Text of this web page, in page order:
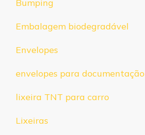
Bumping
Embalagem biodegradável
Envelopes
envelopes para documentação
lixeira TNT para carro
Lixeiras